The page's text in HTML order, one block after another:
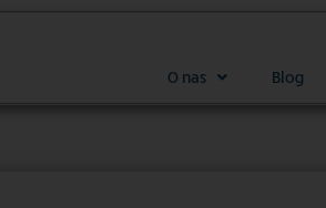
O nas Blog